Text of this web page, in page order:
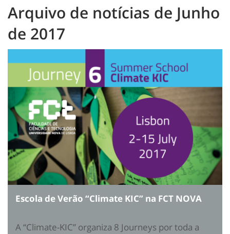
Arquivo de notícias de Junho
de 2017
Escola de Verão “Climate KIC” na FCT NOVA
A “Climate-KIC” organiza 8 Journeys por toda a